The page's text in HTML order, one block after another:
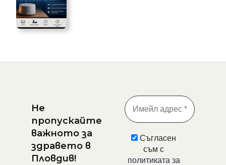
Не
пропускайте
важното за
здравето в
Пловдив!
Съгласен
съм с
политиката за